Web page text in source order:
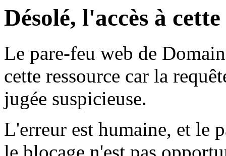
Désolé, l'accès à
Le pare-feu web de
cette ressource car la
jugée suspicieuse.
L'erreur est humaine, et le